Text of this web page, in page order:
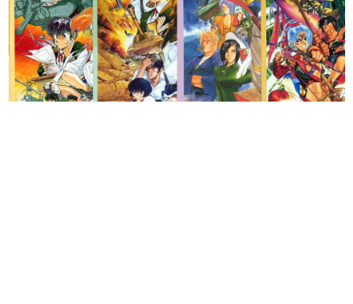
若ゲのいたり〜ゲームクリエイターの青春〜
『うつヌケ』『ペンと箸』等で知られるマンガ家・田中圭
一先生によるゲーム業界レポートマンガです。
なんでゲームは面白い？
ゲーム開発者・hamatsu氏がゲームの魅力を画面や操作の
具体的な形から解き明かしていく、硬派で骨太な評論連載